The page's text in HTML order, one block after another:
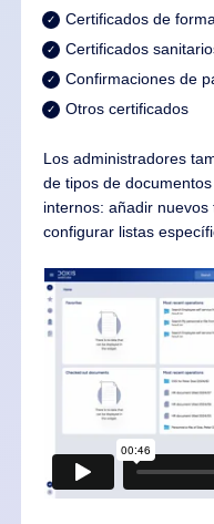
Certificados de
Certificados
Confirmaciones de
Otros certificados
Los administradores
de tipos de
internos: añadir
configurar listas